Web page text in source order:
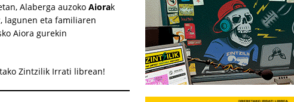
Alaberga auzoko Aiorak
lagunen eta familiaren
Aiora gurekin
Zintzilik Irrati librean!